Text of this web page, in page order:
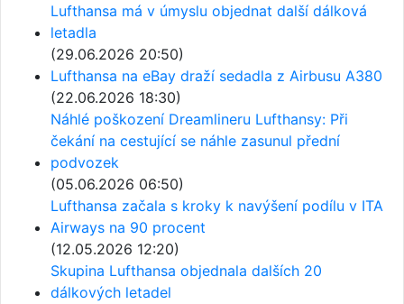
Lufthansa má v úmyslu objednat další dálková
letadla
(29.06.2026 20:50)
Lufthansa na eBay draží sedadla z Airbusu A380
(22.06.2026 18:30)
Náhlé poškození Dreamlineru Lufthansy: Při
čekání na cestující se náhle zasunul přední
podvozek
(05.06.2026 06:50)
Lufthansa začala s kroky k navýšení podílu v ITA
Airways na 90 procent
(12.05.2026 12:20)
Skupina Lufthansa objednala dalších 20
dálkových letadel